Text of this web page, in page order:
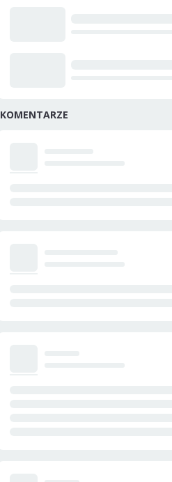
KOMENTARZE